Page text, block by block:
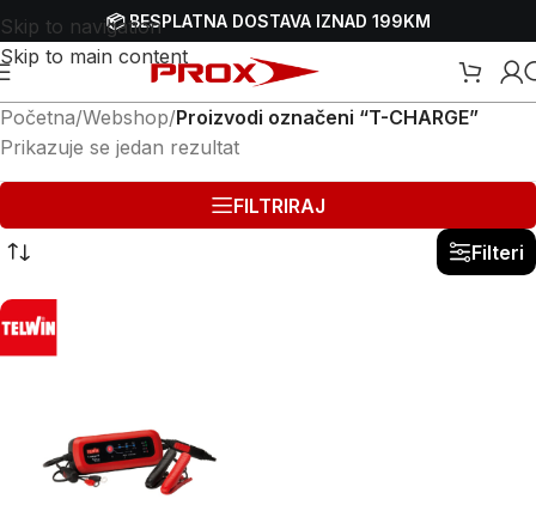
Skip to navigation
Skip to main content
📦 BESPLATNA DOSTAVA IZNAD 199KM
Početna/Webshop/Proizvodi označeni “T-CHARGE”
Prikazuje se jedan rezultat
FILTRIRAJ
Filteri